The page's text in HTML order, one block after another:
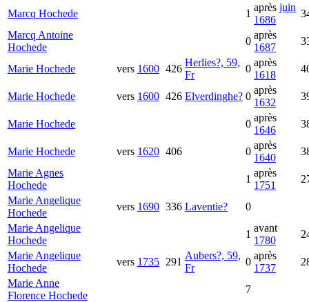
Marcq Hochede 1
après juin
1686
Marcq Antoine
Hochede
0
après
1687
Marie Hochede vers 1600 426
Herlies?, 59,
Fr
0
après
1618
Marie Hochede vers 1600 426 Elverdinghe? 0
après
1632
Marie Hochede 0
après
1646
Marie Hochede vers 1620 406 0
après
1640
Marie Agnes
Hochede
1
après
1751
Marie Angelique
Hochede
vers 1690 336 Laventie?
0
Marie Angelique
Hochede
1
avant
1780
Marie Angelique
Hochede
vers 1735 291
Aubers?, 59,
Fr
0
après
1737
Marie Anne
Florence Hochede
7